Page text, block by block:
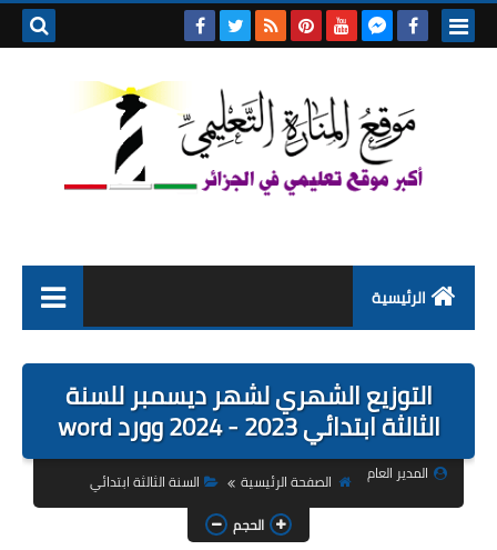
الرئيسية
التربية التحضيرية
السنة الاولى ابتدائي
السنة الثانية ابتدائي
التوزيع الشهري لشهر ديسمبر للسنة
الثالثة ابتدائي 2023 - 2024 وورد word
المدير العام الصفحة الرئيسية
السنة الثالثة ابتدائي
الحجم